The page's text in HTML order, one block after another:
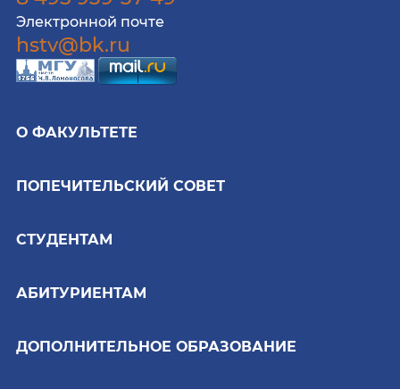
Электронной почте
hstv@bk.ru
О ФАКУЛЬТЕТЕ
ПОПЕЧИТЕЛЬСКИЙ СОВЕТ
СТУДЕНТАМ
АБИТУРИЕНТАМ
ДОПОЛНИТЕЛЬНОЕ ОБРАЗОВАНИЕ